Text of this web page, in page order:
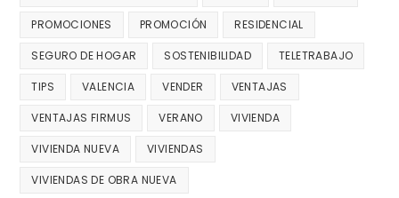
PROMOCIONES PROMOCIÓN RESIDENCIAL
SEGURO DE HOGAR SOSTENIBILIDAD TELETRABAJO
TIPS VALENCIA VENDER VENTAJAS
VENTAJAS FIRMUS VERANO VIVIENDA
VIVIENDA NUEVA VIVIENDAS
VIVIENDAS DE OBRA NUEVA